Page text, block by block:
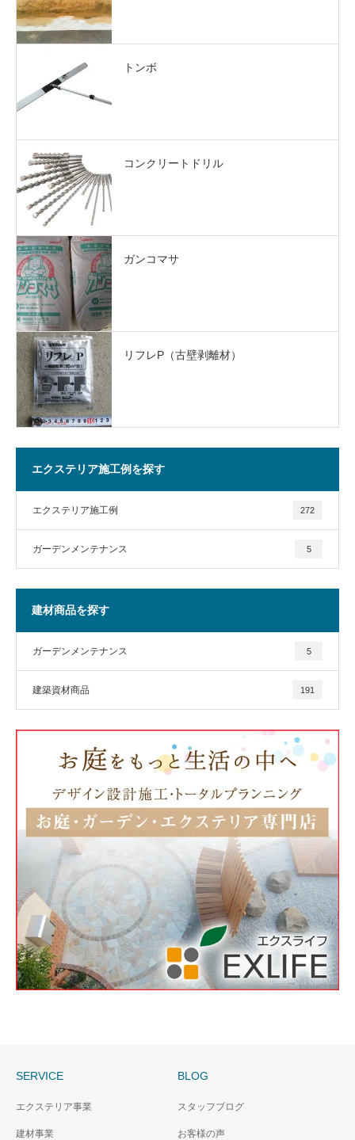
トンボ
コンクリートドリル
ガンコマサ
リフレP（古壁剥離材）
エクステリア施工例を探す
エクステリア施工例 272
ガーデンメンテナンス 5
建材商品を探す
ガーデンメンテナンス 5
建築資材商品 191
SERVICE
エクステリア事業
建材事業
BLOG
スタッフブログ
お客様の声